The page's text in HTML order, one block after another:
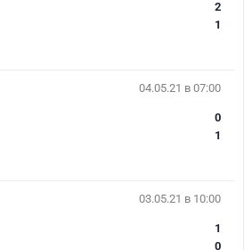
2
1
04.05.21 в 07:00
0
1
03.05.21 в 10:00
1
0